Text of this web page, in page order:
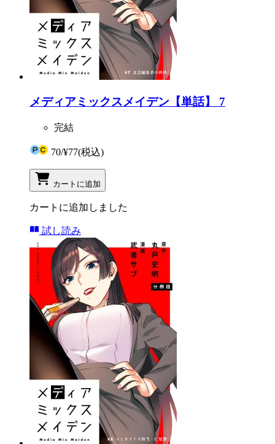
メディアミックスメイデン【単話】 7
完結
70/¥77(税込)
カートに追加
カートに追加しました
試し読み